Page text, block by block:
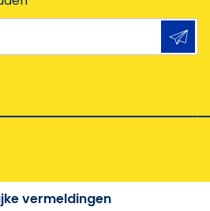
vermeldingen